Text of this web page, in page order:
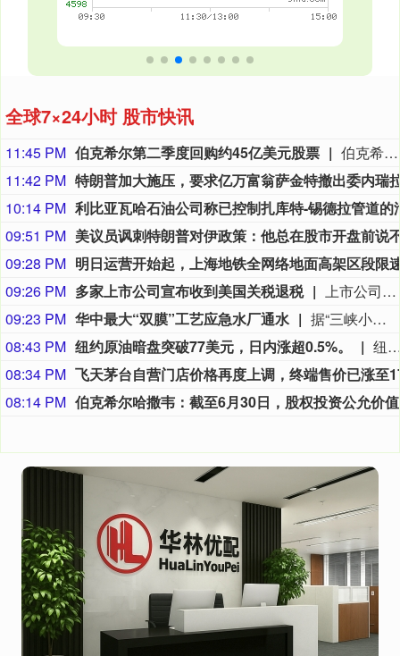
全球7×24小时 股市快讯
11:45 PM 伯克希尔第二季度回购约45亿美元股票
伯克希尔第二季度斥资约45亿美元回购自身股票，并在期内买入近200亿美元股票，显示首席执行官阿贝尔正将公司庞大的现金储备更多投入市场。 伯克希尔第一季度开始回购股票，为一年多来的首次。阿贝尔今年早些时候表示，公司重新启动回购，是因为管理层认为股票的“内在价值”高于其市场价格。 CFRA Research分析师Cathy Seifert表示：“投资者会受到回购举措的鼓舞。这也是Greg接掌公司并彰显其主导地位的一种方式。” 此次股票回购为股东带来了自2021年以来规模最大的季度资本回报。伯克希尔第二季度现金储备降至3655亿美元，低于前一季度的约3970亿美元。
11:42 PM
10:14 PM
09:51 PM
09:28 PM
09:26 PM 多家上市公司宣布收到美国关税退税
上市公司公告显示，自7月以来，多家公司宣布已经收到美国关税退税。根据美国最高法院今年2月裁定，《国际紧急经济权力法》不授权总统征收大规模关税。美国国际贸易法院随后下令海关办理相关退款。海关与边境保护局4月20日启动第一阶段退款工作，首批退款于5月11日前后发放。美国海关与边境保护局官员本月4日披露的信息显示，截至7月底，该部门已处理完毕约1000亿美元关税的退款流程并把相关信息提供给财政部用于付款。（中新社）
09:23 PM 华中最大“双膜”工艺应急水厂通水
据“三峡小微”公众号消息，8月8日，由三峡集团所属长江环保集团、武汉市水务集团等共同投资建设的华中地区规模最大的“双膜”工艺应急水厂——武汉梁子湖应急水厂并网通水，标志着武汉市江南区域正式构建起“一江一湖”双水源互为备援、灵活调度的供水新格局，为片区660万市民用水安全提供坚实保障。
08:43 PM 纽约原油暗盘突破77美元，日内涨超0.5%。
纽约原油暗盘突破77美元
08:34 PM
08:14 PM